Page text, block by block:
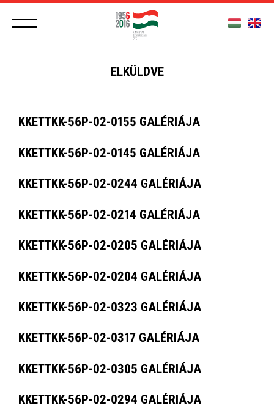
ELKÜLDVE
KKETTKK-56P-02-0155 GALÉRIÁJA
KKETTKK-56P-02-0145 GALÉRIÁJA
KKETTKK-56P-02-0244 GALÉRIÁJA
KKETTKK-56P-02-0214 GALÉRIÁJA
KKETTKK-56P-02-0205 GALÉRIÁJA
KKETTKK-56P-02-0204 GALÉRIÁJA
KKETTKK-56P-02-0323 GALÉRIÁJA
KKETTKK-56P-02-0317 GALÉRIÁJA
KKETTKK-56P-02-0305 GALÉRIÁJA
KKETTKK-56P-02-0294 GALÉRIÁJA